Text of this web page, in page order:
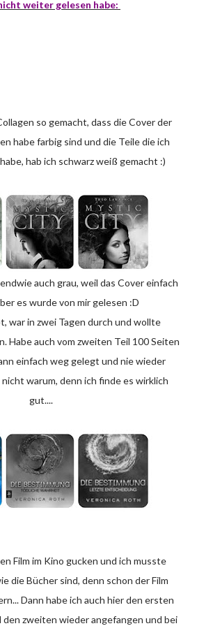
weiter gelesen habe:
habe farbig sind und die Teile die ich
hab ich schwarz weiß gemacht :)
es wurde von mir gelesen :D
Habe auch vom zweiten Teil 100 Seiten
einfach weg gelegt und nie wieder
warum, denn ich finde es wirklich
gut....
die Bücher sind, denn schon der Film
Dann habe ich auch hier den ersten
den zweiten wieder angefangen und bei